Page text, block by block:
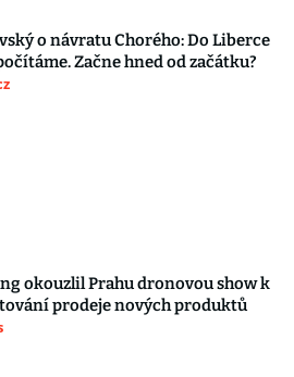
o návratu Chorého: Do Liberce
Začne hned od začátku?
okouzlil Prahu dronovou show k
prodeje nových produktů